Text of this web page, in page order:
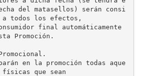
del matasellos) serán consi
a todos los efectos,
final automáticamente
Promoción.
en la promoción todas aque
que sean